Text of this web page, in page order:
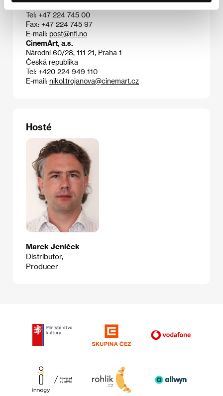
Norsko
Tel: +47 224 745 00
Fax: +47 224 745 97
E-mail: post@nfi.no
CinemArt, a.s.
Národní 60/28, 111 21, Praha 1
Česká republika
Tel: +420 224 949 110
E-mail: nikol.trojanova@cinemart.cz
Hosté
Marek Jeníček
Distributor,
Producer